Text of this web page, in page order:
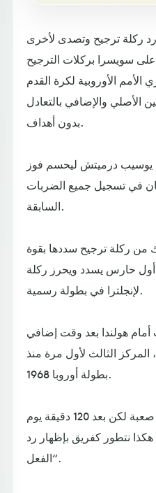
ركلة ترجيح وتصدى لأخرى
ليقود إنجلترا للفوز 6-5 على سويسرا بركلات الترجيح
الأوروبية لكرة القدم
الأصلي والإضافي بالتعادل
بدون أهداف.
يوسيب درميتش ليحسم فوز
في تسجيل جميع الضربات
السابقة.
من ركلة ترجيح سددها بقوة
حارس يسدد ويحرز ركلة
لإنجلترا في بطولة رسمية.
أمام هولندا بعد وقت إضافي
الثالث لأول مرة منذ
بطولة أوروبا 1968.
وقال بيكفورد ”كانت مباراة صعبة لكن بعد 120 دقيقة يوم
نتطور كفريق بإظهار رد
الفعل“.